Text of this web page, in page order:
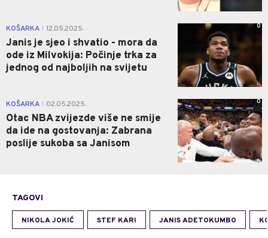
KOŠARKA 12.05.2025.
Janis je sjeo i shvatio - mora da
ode iz Milvokija: Počinje trka za
jednog od najboljih na svijetu
0
KOŠARKA 02.05.2025.
Otac NBA zvijezde više ne smije
da ide na gostovanja: Zabrana
poslije sukoba sa Janisom
0
TAGOVI
NIKOLA JOKIĆ STEF KARI JANIS ADETOKUMBO